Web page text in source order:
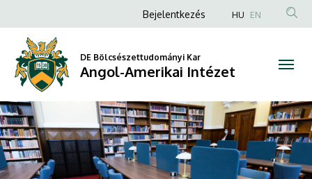
Amerikai
Intézet
Anonim
fiók
menüje
Bejelentkezés HU EN
DE Bölcsészettudományi Kar
Angol-Amerikai Intézet
DIAVETÍTÉS